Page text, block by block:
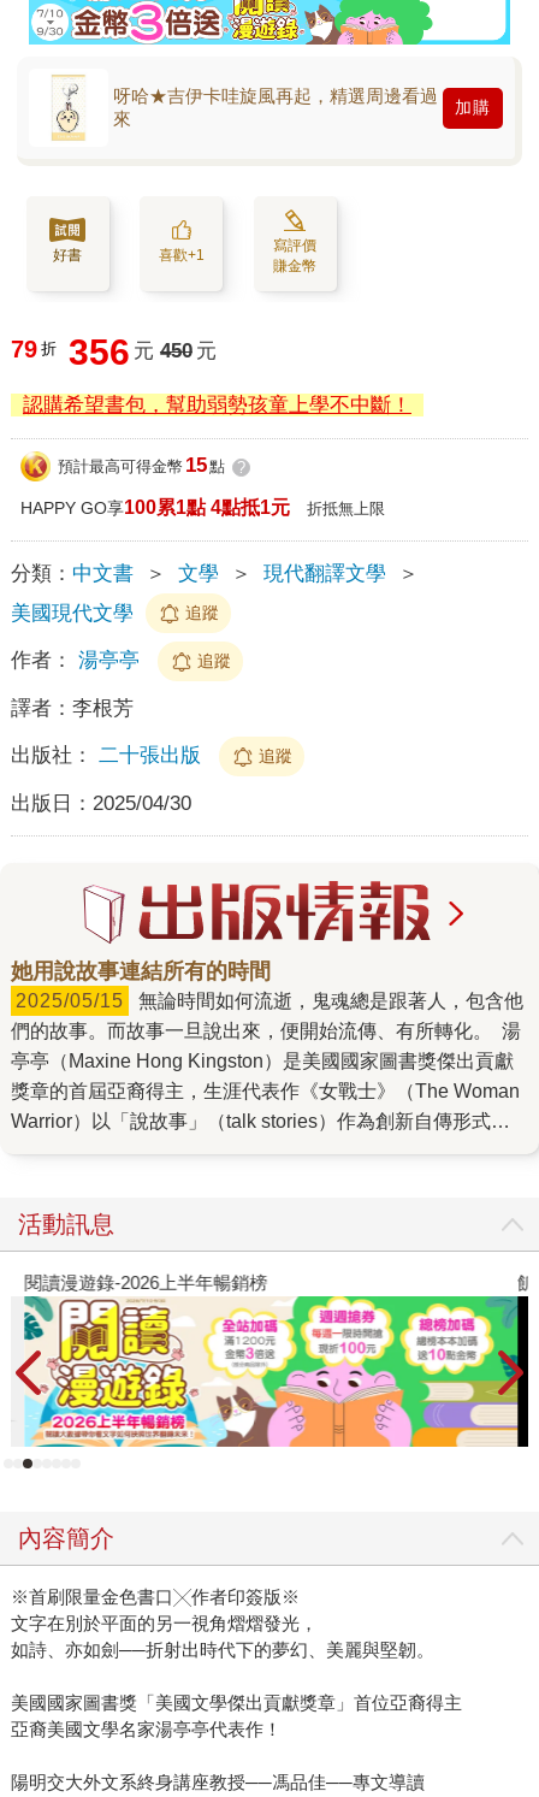
呀哈★吉伊卡哇旋風再起，精選周邊看過
來
加購
好書 喜歡+1
寫評價
賺金幣
79 折 356 元 450 元
認購希望書包，幫助弱勢孩童上學不中斷！
預計最高可得金幣 15點 ?
HAPPY GO享100累1點 4點抵1元 折抵無上限
分類： 中文書 ＞ 文學 ＞ 現代翻譯文學
＞
美國現代文學
追蹤
作者： 湯亭亭 追蹤
譯者： 李根芳
出版社： 二十張出版 追蹤
出版日： 2025/04/30
她用說故事連結所有的時間
2025/05/15
們的故事。而故事一旦說出來，便開始流傳、有所轉化。 湯
亭亭（Maxine Hong Kingston）是美國國家圖書獎傑出貢獻
獎章的首屆亞裔得主，生涯代表作《女戰士》（The Woman
Warrior）以「說故事」（talk stories）作為創新自傳形式的
種壓迫。 書中，母親是故事最初的主要傳遞者，但故事開頭
卻帶有威脅、沉重無比：「妳不可以告訴任何人，我現在要
跟妳說的事。在中國，妳爸有個妹妹自殺死了，她投入家中
那口井。我們說妳爸只有兄弟，因為大家當她沒出生過。」
無論她這位聽故事的人自願與否、樂意與否，這樣的故事是
如鬼魂般跟著她了──透過說故事，母親將家族與中國傳統帶
入美國兒女的生命，但其中的傳統規訓、矛盾與不確定，卻
得留待她自行詮釋。於是聽故事的人懷想姑姑的生前──那或
許是一位受寵的小女兒，一位丈夫赴美打拼而形單影隻的年
們從未蒙面，但就因生為女性，或因被迫守住傳統，她知道
她倆的命可說相差無幾。 作為回憶錄，《女戰士》一反傳
統、不以敘事者為主角講述個人的生命成長，而是藉由家族
女性親屬的遭遇，描繪譜寫出敘述者自我認同的內核其實極
大程度建構於她與她者之間的關係。她既是這些女性的集大
成，同時也藉由口述故事釋放她們隱沒在時代洪流下的心
聲。 《女戰士》是湯亭亭的首部作品，成書於一九七六年，
亭的寫作方式不論於出版當時或當代，都極具開創性：初閱
活動訊息
閱讀漫遊錄-2026上半年暢銷榜 飢
內容簡介
※首刷限量金色書口╳作者印簽版※
文字在別於平面的另一視角熠熠發光，
如詩、亦如劍──折射出時代下的夢幻、美麗與堅韌。
美國國家圖書獎「美國文學傑出貢獻獎章」首位亞裔得主
亞裔美國文學名家湯亭亭代表作！
陽明交大外文系終身講座教授──馮品佳──專文導讀